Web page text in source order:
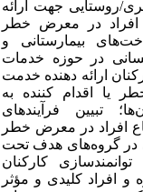
روستایی جهت ارائه
افراد در معرض خطر
بیمارستانی و
در حوزه خدمات
ارائه دهنده خدمت
یا اقدام کننده به
ها؛ تبیین فرآیندهای
افراد در معرض خطر
در گروه‌های هدف تحت
کارکنان
و افراد کلیدی و مؤثر